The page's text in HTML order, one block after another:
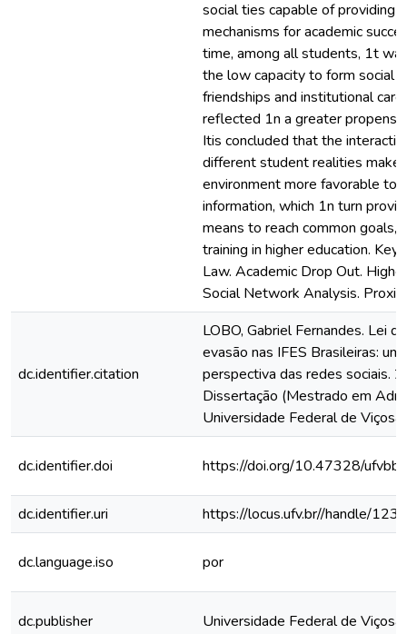
social ties capable of providing
mechanisms for academic
time, among all students, 1t
the low capacity to form social
friendships and institutional
reflected 1n a greater
Itis concluded that the
different student realities
environment more favorable to
information, which 1n turn
means to reach common goals,
training in higher education.
Law. Academic Drop Out.
Social Network Analysis.
dc.identifier.citation
LOBO, Gabriel Fernandes. Lei
evasão nas IFES Brasileiras:
perspectiva das redes sociais.
Dissertação (Mestrado em
Universidade Federal de
dc.identifier.doi https://doi.org/10.47328/
dc.identifier.uri https://locus.ufv.br//handle/
dc.language.iso por
dc.publisher Universidade Federal de Viçosa